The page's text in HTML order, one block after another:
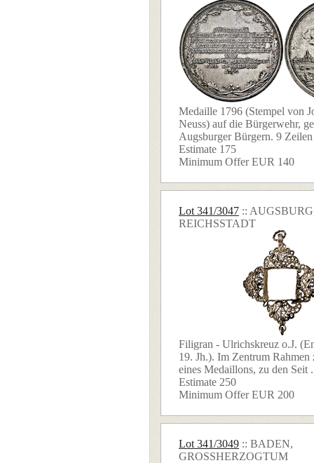
Medaille 1796 (Stempel von
Neuss) auf die Bürgerwehr,
Augsburger Bürgern. 9
Estimate 175
Minimum Offer EUR 140
Lot 341/3047 ::
REICHSSTADT
Filigran - Ulrichskreuz o.J.
19. Jh.). Im Zentrum Rahmen
eines Medaillons, zu den Seit
Estimate 250
Minimum Offer EUR 200
Lot 341/3049 :: BADEN,
GROSSHERZOGTUM